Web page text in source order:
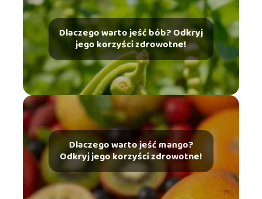
Dlaczego warto jeść bób? Odkryj
jego korzyści zdrowotne!
Dlaczego warto jeść mango?
Odkryj jego korzyści zdrowotne!